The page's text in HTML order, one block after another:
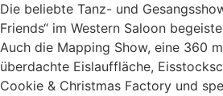
Die beliebte Tanz- und
Friends“ im Western Saloon
Auch die Mapping Show, eine 360
überdachte Eislauffläche,
Cookie & Christmas Factory und